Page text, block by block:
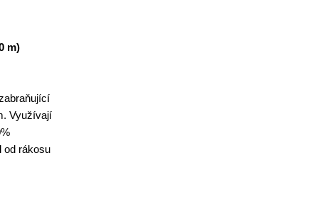
m)
Využívají
od rákosu